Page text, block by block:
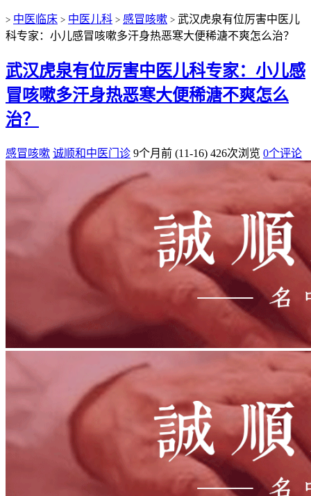
> 中医临床 > 中医儿科 > 感冒咳嗽 > 武汉虎泉有位厉害中医儿
科专家：小儿感冒咳嗽多汗身热恶寒大便稀溏不爽怎么治？
武汉虎泉有位厉害中医儿科专家：小儿感
冒咳嗽多汗身热恶寒大便稀溏不爽怎么
治？
感冒咳嗽 诚顺和中医门诊 9个月前 (11-16) 426次浏览 0个评论